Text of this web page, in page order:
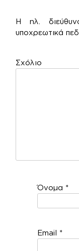
Η ηλ.
υποχρεωτικά
Όνομα *
Email *